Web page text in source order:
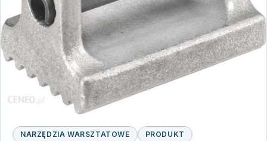
NARZĘDZIA WARSZTATOWE PRODUKT